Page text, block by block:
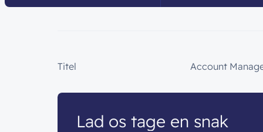
Titel Account
Lad os tage en snak